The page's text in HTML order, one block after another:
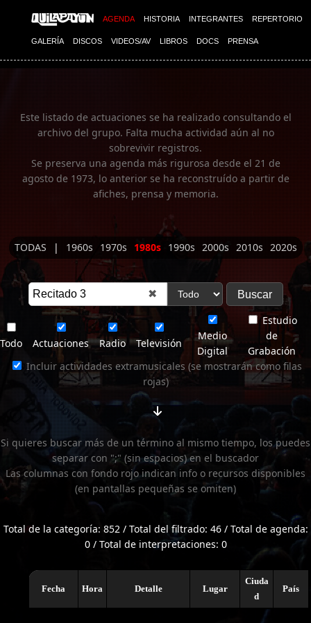
AGENDA HISTORIA INTEGRANTES REPERTORIO
GALERÍA DISCOS VIDEOS/AV LIBROS DOCS PRENSA
Imagen 01
Este listado de actuaciones se ha realizado consultando el
archivo del grupo. Falta mucha actividad aún al no
sobrevivir registros.
Se preserva una agenda más rigurosa desde el 21 de
agosto de 1973, lo anterior se ha reconstruído a partir de
afiches, prensa y memoria.
TODAS | 1960s 1970s 1980s 1990s 2000s 2010s 2020s
✖
Todo Actuaciones Radio Televisión
Medio
Digital
Estudio
de
Grabación
Incluir actividades extramusicales (se mostrarán como filas
rojas)
Si quieres buscar más de un término al mismo tiempo, los puedes
separar con ";" (sin espacios) en el buscador
Las columnas con fondo rojo indican info o recursos disponibles
(en pantallas pequeñas se omiten)
Total de la categoría: 852 / Total del filtrado: 46 / Total de agenda:
0 / Total de interpretaciones: 0
Fecha Hora Detalle Lugar
Ciuda
d
País